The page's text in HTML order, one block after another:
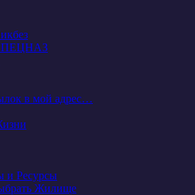
в мой адрес…
и Ресурсы
Жилище